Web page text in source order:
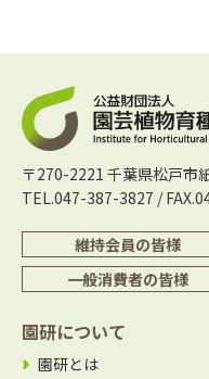
〒270-2221 千葉県松戸市
TEL.047-387-3827 /
維持会員の皆様
一般消費者の皆様
園研について
園研とは